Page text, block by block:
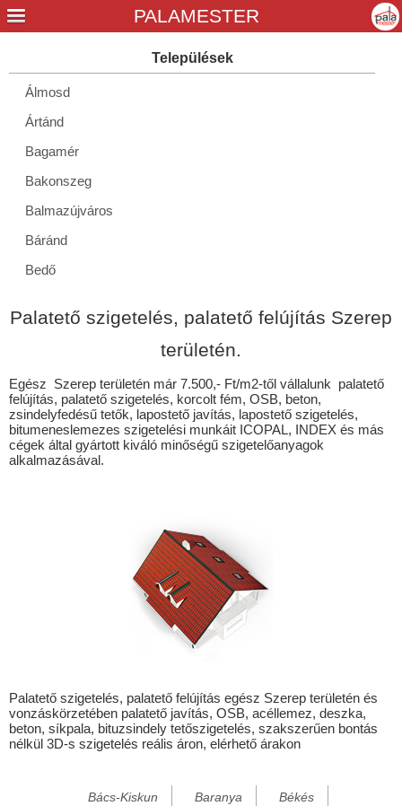
Álmosd
Ártánd
Bagamér
Bakonszeg
Balmazújváros
Báránd
Bedő
Berettyóújfalu
Biharkeresztes
Biharnagybajom
Bihartorda
Esztár
Földeák
Palatető szigetelés, palatető felújítás Szerep
területén.
Egész Szerep területén már 7.500,- Ft/m2-től vállalunk palatető
felújítás, palatető szigetelés, korcolt fém, OSB, beton,
zsindelyfedésű tetők, lapostető javítás, lapostető szigetelés,
bitumeneslemezes szigetelési munkáit ICOPAL, INDEX és más
cégek által gyártott kiváló minőségű szigetelőanyagok
alkalmazásával.
Palatető szigetelés, palatető felújítás egész Szerep területén és
vonzáskörzetében palatető javítás, OSB, acéllemez, deszka,
beton, síkpala, bituzsindely tetőszigetelés, szakszerűen bontás
nélkül 3D-s szigetelés reális áron, elérhető árakon
Bács-Kiskun Baranya Békés